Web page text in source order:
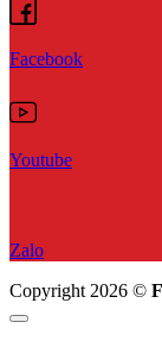
Facebook
Youtube
Zalo
Copyright 2026 ©